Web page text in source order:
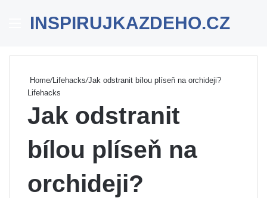
Menu
INSPIRUJKAZDEHO.CZ
Home/Lifehacks/Jak odstranit bílou plíseň na orchideji?
Lifehacks
Jak odstranit
bílou plíseň na
orchideji?